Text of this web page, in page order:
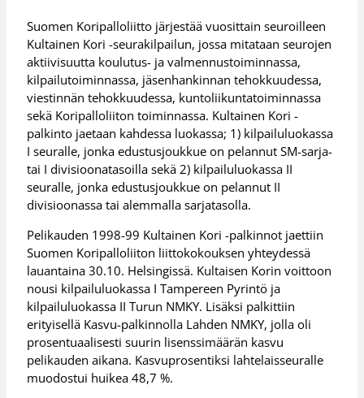
Suomen Koripalloliitto järjestää vuosittain seuroilleen
Kultainen Kori -seurakilpailun, jossa mitataan seurojen
aktiivisuutta koulutus- ja valmennustoiminnassa,
kilpailutoiminnassa, jäsenhankinnan tehokkuudessa,
viestinnän tehokkuudessa, kuntoliikuntatoiminnassa
sekä Koripalloliiton toiminnassa. Kultainen Kori -
palkinto jaetaan kahdessa luokassa; 1) kilpailuluokassa
I seuralle, jonka edustusjoukkue on pelannut SM-sarja-
tai I divisioonatasoilla sekä 2) kilpailuluokassa II
seuralle, jonka edustusjoukkue on pelannut II
divisioonassa tai alemmalla sarjatasolla.
Pelikauden 1998-99 Kultainen Kori -palkinnot jaettiin
Suomen Koripalloliiton liittokokouksen yhteydessä
lauantaina 30.10. Helsingissä. Kultaisen Korin voittoon
nousi kilpailuluokassa I Tampereen Pyrintö ja
kilpailuluokassa II Turun NMKY. Lisäksi palkittiin
erityisellä Kasvu-palkinnolla Lahden NMKY, jolla oli
prosentuaalisesti suurin lisenssimäärän kasvu
pelikauden aikana. Kasvuprosentiksi lahtelaisseuralle
muodostui huikea 48,7 %.